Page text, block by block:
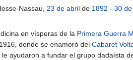
Nassau, 23 de abril de 1892 - 30
en vísperas de la Primera Guerra
donde se enamoró del Cabaret
ayudaron a fundar el grupo dadaísta